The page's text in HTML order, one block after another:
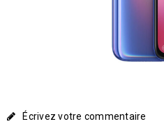
Écrivez votre commentaire